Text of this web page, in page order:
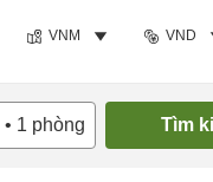
VNM VND
• 1 phòng Tìm